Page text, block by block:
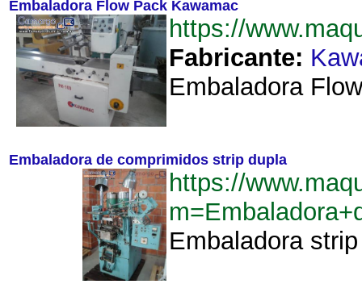
Embaladora Flow Pack Kawamac
https://
Fabricante:
Embaladora
Embaladora de comprimidos strip dupla
https://
Embaladora